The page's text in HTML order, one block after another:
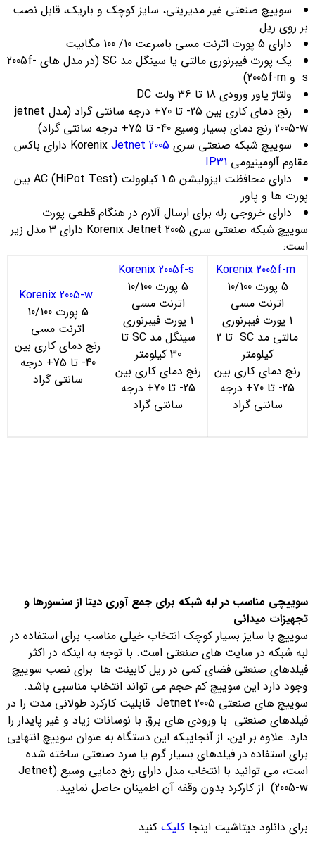
سوییچ‌ صنعتی غیر مدیریتی، سایز کوچک و باریک، قابل نصب
بر روی ریل
دارای 5 پورت اترنت مسی باسرعت 10/ 100 مگابیت
یک پورت فیبرنوری مالتی یا سینگل مد SC (در مدل های 2005f-
s و 2005f-m)
ولتاژ پاور ورودی 18 تا 36 ولت DC
رنج دمای کاری بین 25- تا 70+ درجه سانتی گراد (مدل jetnet
2005-w رنج دمای بسیار وسیع 40- تا 75+ درجه سانتی گراد)
سوییچ شبکه صنعتی سری Korenix Jetnet 2005
دارای باکس
مقاوم آلومینیومی IP31
دارای محافظت ایزولیشن 1.5 کیلوولت (AC (HiPot Test بین
پورت ها و پاور
دارای خروجی رله برای ارسال آلارم در هنگام قطعی پورت
سوییچ شبکه صنعتی سری Korenix Jetnet 2005 دارای 3 مدل زیر
است:
Korenix 2005f-m
5 پورت 10/100
اترنت مسی
1 پورت فیبرنوری
مالتی مد SC تا 2
کیلومتر
رنج دمای کاری بین
25- تا 70+ درجه
سانتی گراد
Korenix 2005f-s
5 پورت 10/100
اترنت مسی
1 پورت فیبرنوری
سینگل مد SC تا
30 کیلومتر
رنج دمای کاری بین
25- تا 70+ درجه
سانتی گراد
Korenix 2005-w
5 پورت 10/100
اترنت مسی
رنج دمای کاری بین
40- تا 75+ درجه
سانتی گراد
سوییچی مناسب در لبه شبکه برای جمع آوری دیتا از سنسورها و
تجهیزات میدانی
سوییچ با سایز بسیار کوچک انتخاب خیلی مناسب برای استفاده در
لبه شبکه در سایت های صنعتی است. با توجه به اینکه در اکثر
فیلدهای صنعتی فضای کمی در ریل کابینت ها برای نصب سوییچ
وجود دارد این سوییچ کم حجم می تواند انتخاب مناسبی باشد.
سوییچ های صنعتی Jetnet 2005 قابلیت کارکرد طولانی مدت را در
فیلدهای صنعتی با ورودی های برق با نوسانات زیاد و غیر پایدار را
دارد. علاوه بر این، از آنجاییکه این دستگاه به عنوان سوییچ انتهایی
برای استفاده در فیلدهای بسیار گرم یا سرد صنعتی ساخته شده
است، می توانید با انتخاب مدل دارای رنج دمایی وسیع (Jetnet
2005-w) از کارکرد بدون وقفه آن اطمینان حاصل نمایید.
برای دانلود دیتاشیت اینجا کلیک کنید